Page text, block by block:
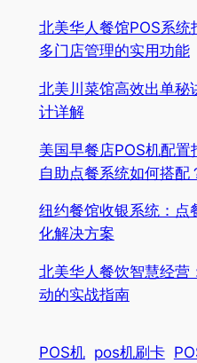
北美华人餐馆POS系统
多门店管理的实用功能
北美川菜馆高效出单秘
计详解
美国早餐店POS机配
自助点餐系统如何搭配
纽约餐馆收银系统：点
化解决方案
北美华人餐饮智慧经营
动的实战指南
POS机 pos机刷卡